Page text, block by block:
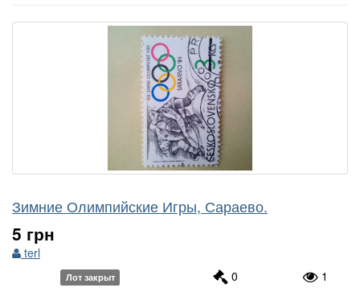
Зимние Олимпийские Игры, Сараево.
5 грн
terl
Лот закрыт 0 1